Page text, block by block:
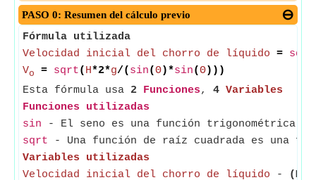
PASO 0: Resumen del cálculo previo
Fórmula utilizada
Velocidad inicial del chorro de líquido = sqrt
Vo = sqrt( H*2*g/( sin(Θ)*sin(Θ)))
Esta fórmula usa 2 Funciones, 4 Variables
Funciones utilizadas
sin - El seno es una función trigonométrica
sqrt - Una función de raíz cuadrada es una
Variables utilizadas
Velocidad inicial del chorro de líquido -